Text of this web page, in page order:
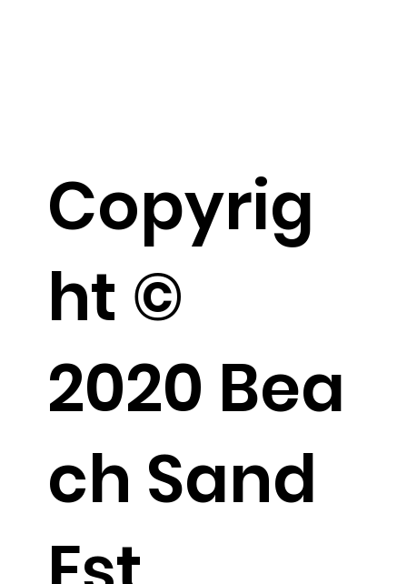
Copyrig
ht ©
2020 Bea
ch Sand